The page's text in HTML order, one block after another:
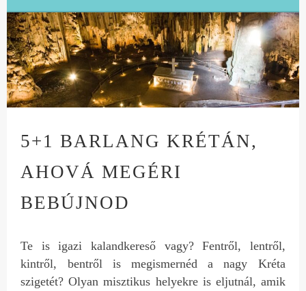
5+1 BARLANG KRÉTÁN,
AHOVÁ MEGÉRI
BEBÚJNOD
Te is igazi kalandkereső vagy? Fentről, lentről,
kintről, bentről is megismernéd a nagy Kréta
szigetét? Olyan misztikus helyekre is eljutnál, amik